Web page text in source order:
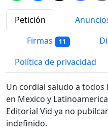
Petición
Firmas 11
Política de privacidad
Un cordial saludo a todos
en Mexico y
Editorial Vid ya no
indefinido.